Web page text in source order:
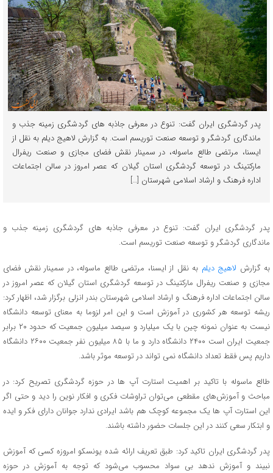
پدر گردشگری ایران گفت: تنوع در معرفی جاذبه های گردشگری زمینه جذب و
ماندگاری گردشگر و توسعه صنعت توریسم است. به گزارش لاهیج دیلم به نقل از
ایسنا، مرتضی طالع ماسوله، در سمینار نقش فضای مجازی و صنعت ریفرال
مارکتینگ در توسعه گردشگری استان گیلان که عصر امروز در سالن اجتماعات
اداره فرهنگ و ارشاد اسلامی شهرستان […]
پدر گردشگری ایران گفت: تنوع در معرفی جاذبه های گردشگری زمینه جذب و
ماندگاری گردشگر و توسعه صنعت توریسم است.
به گزارش لاهیج دیلم به نقل از ایسنا، مرتضی طالع ماسوله، در سمینار نقش فضای
مجازی و صنعت ریفرال مارکتینگ در توسعه گردشگری استان گیلان که عصر امروز در
سالن اجتماعات اداره فرهنگ و ارشاد اسلامی شهرستان بندر انزلی برگزار شد، اظهار کرد:
ریشه توسعه هر کشوری در آموزش است و این امر لزوما به معنای توسعه دانشگاه
نیست به عنوان نمونه چین با یک میلیارد و سیصد میلیون جمعیت که حدود ۲۰ برابر
جمعیت ایران است ۲۴۰۰ دانشگاه دارد و ما با ۸۵ میلیون نفر جمعیت ۲۶۰۰ دانشگاه
داریم پس فقط تعداد دانشگاه نمی تواند در توسعه موثر باشد.
طالع ماسوله با تاکید بر اهمیت استارت آپ ها در حوزه گردشگری تصریح کرد: در
مباحث و آموزش‌های مقطعی می‌توان تراوشات فکری و افکار نوین را دید و حتی اگر
این استارت آپ ها یک مجموعه کوچک هم باشد ایرادی ندارد جوانان دارای فکر و ایده
و ابتکار سعی کنند در این جلسات حضور داشته باشند.
پدر گردشگری ایران تاکید کرد: طبق تعریف ارائه شده یونسکو امروزه کسی که آموزش
نبیند و آموزش ندهد بی سواد محسوب می‌شود که توجه به آموزش در حوزه